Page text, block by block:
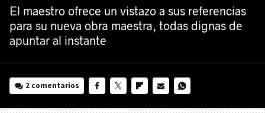
El maestro ofrece un vistazo a sus referencias
para su nueva obra maestra, todas dignas de
apuntar al instante
2 comentarios